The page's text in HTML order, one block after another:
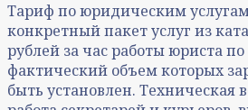
Тариф по юридическим
конкретный пакет услуг из
рублей за час работы юриста по
фактический объем которых
быть установлен. Техническая